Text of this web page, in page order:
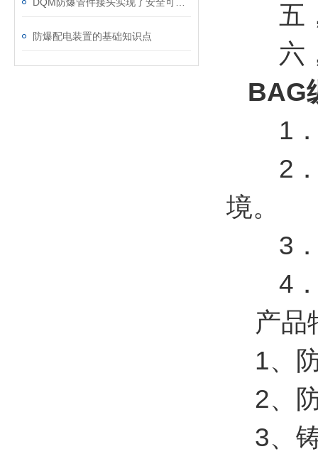
防爆配电装置的基础知识点
五，
六，
BAG
1．1
2．
境。
3．
4．
产品
1、
2、
3、铸